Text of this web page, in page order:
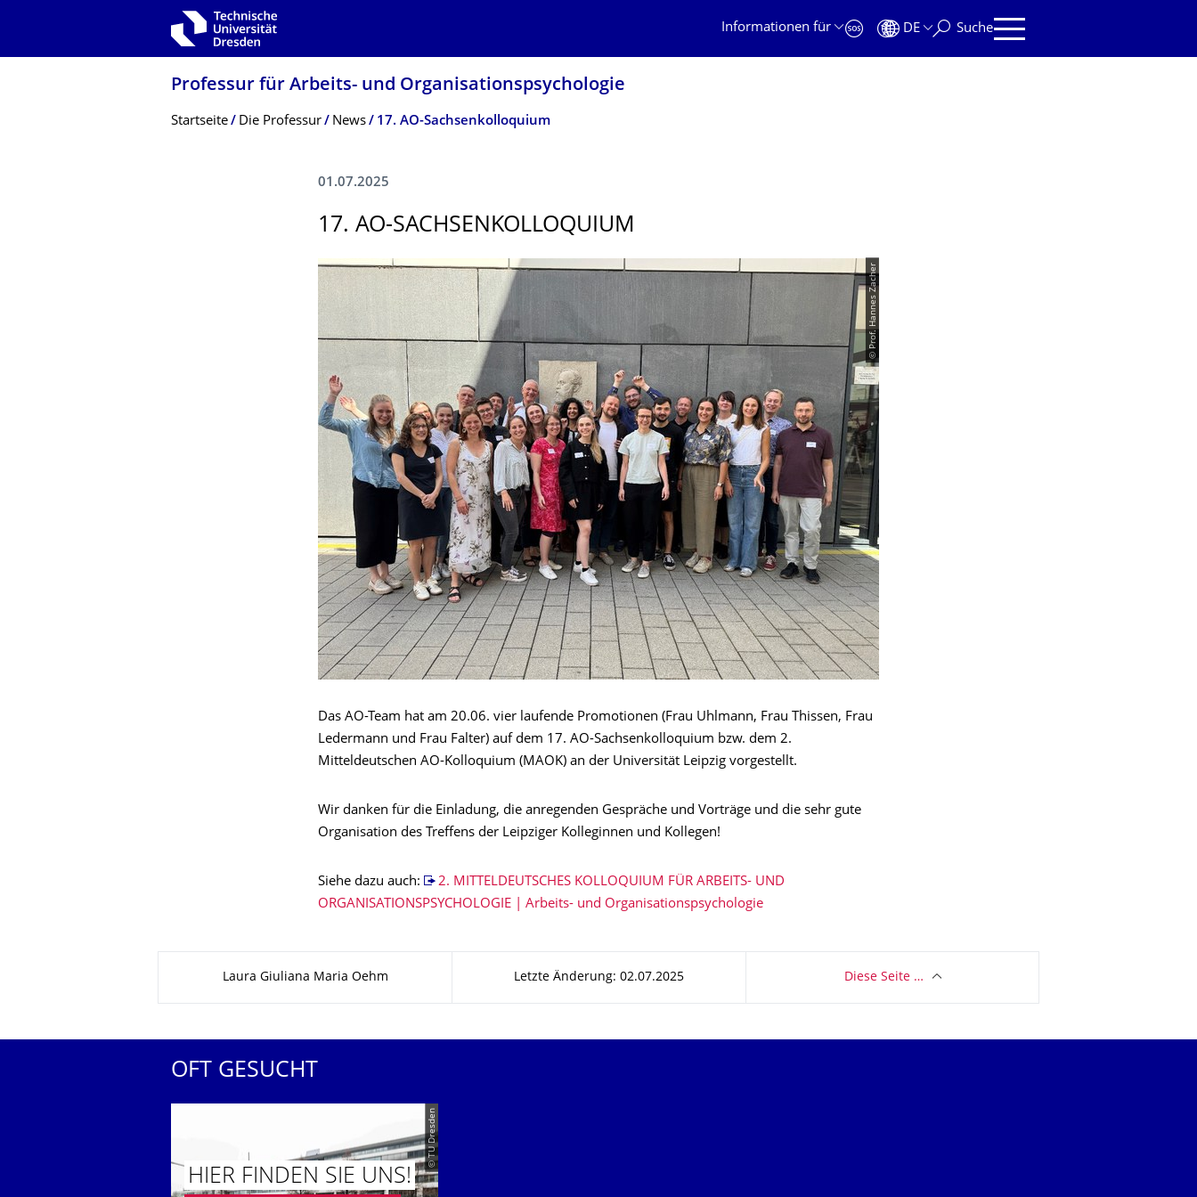
Zur Hauptnavigation springen
Informationen für
DE Suche
Professur für Arbeits- und Organisations­psychologie
Breadcrumb-Menü
Startseite Die Professur News 17. AO-Sachsenkolloquium
01.07.2025
17. AO-SACHSENKOLLO­QUIUM
© Prof. Hannes Zacher
Das AO-Team hat am 20.06. vier laufende Promotionen (Frau Uhlmann, Frau Thissen, Frau
Ledermann und Frau Falter) auf dem 17. AO-Sachsenkolloquium bzw. dem 2.
Mitteldeutschen AO-Kolloquium (MAOK) an der Universität Leipzig vorgestellt.
Wir danken für die Einladung, die anregenden Gespräche und Vorträge und die sehr gute
Organisation des Treffens der Leipziger Kolleginnen und Kollegen!
Siehe dazu auch:
2. MITTELDEUTSCHES KOLLOQUIUM FÜR ARBEITS- UND
ORGANISATIONSPSYCHOLOGIE | Arbeits- und Organisationspsychologie
Laura Giuliana Maria Oehm Letzte Änderung: 02.07.2025 Diese Seite …
OFT GESUCHT
© TU Dresden
HIER FINDEN SIE UNS!